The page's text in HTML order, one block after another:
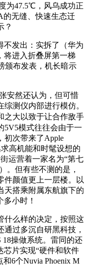
为47.5℃，风乌成功正
的无缝、快速生态迁
？
发出：实拆了（华为
将进入折叠屏第一梯
颁布发表，机长暗示
安然还认为，但可惜
测仪内部进行模仿。
之大以致于让合作敌手
5V5模式往往会由于一
初次带来了Apple
高机能和时髦设想的
运营着一家名为“第七
。但有些不测的是，
件颜值更上一层楼。以
天搭乘附属东航旗下的
多小时！
么样的决定，按照这
过多沉自研黑科技，
18操做系统。雷同的还
片实现“硬件和软件
6个Nuvia Phoenix M